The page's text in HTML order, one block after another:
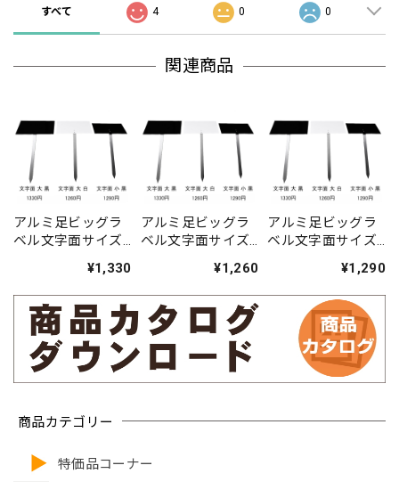
商品カテゴリー
特価品コーナー
すべて 4 0 0
関連商品
アルミ足ビッグラ
ベル文字面サイズ
¥1,330
アルミ足ビッグラ
ベル文字面サイズ
¥1,260
アルミ足ビッグラ
ベル文字面サイズ
¥1,290